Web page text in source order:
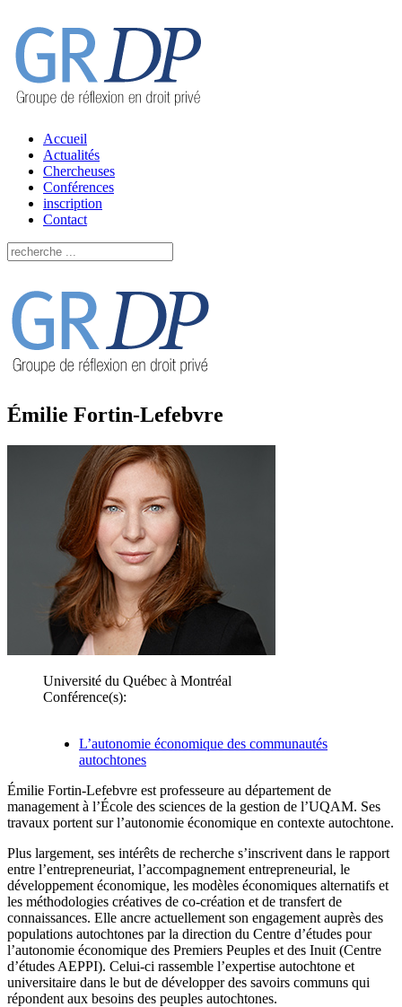
Accueil
Actualités
Chercheuses
Conférences
inscription
Contact
Émilie Fortin-Lefebvre
Université du Québec à Montréal
Conférence(s):
L’autonomie économique des communautés
autochtones
Émilie Fortin-Lefebvre est professeure au département de
management à l’École des sciences de la gestion de l’UQAM. Ses
travaux portent sur l’autonomie économique en contexte autochtone.
Plus largement, ses intérêts de recherche s’inscrivent dans le rapport
entre l’entrepreneuriat, l’accompagnement entrepreneurial, le
développement économique, les modèles économiques alternatifs et
les méthodologies créatives de co-création et de transfert de
connaissances. Elle ancre actuellement son engagement auprès des
populations autochtones par la direction du Centre d’études pour
l’autonomie économique des Premiers Peuples et des Inuit (Centre
d’études AEPPI). Celui-ci rassemble l’expertise autochtone et
universitaire dans le but de développer des savoirs communs qui
répondent aux besoins des peuples autochtones.